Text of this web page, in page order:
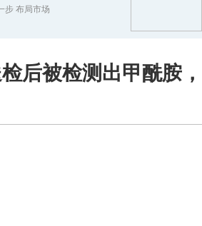
步 布局市场
后被检测出甲酰胺
按客户要求正常检测